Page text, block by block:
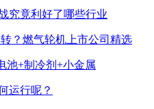
究竟利好了哪些行业
？ 燃气轮机上市公司精选
池+制冷剂+小金属
运行呢？